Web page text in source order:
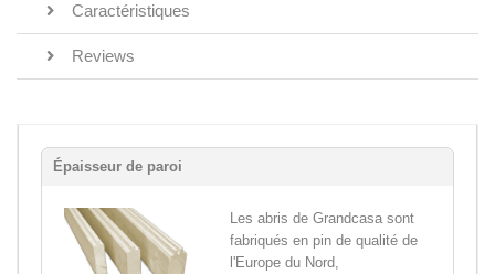
Caractéristiques
Reviews
Épaisseur de paroi
Les abris de Grandcasa sont
fabriqués en pin de qualité de
l'Europe du Nord,